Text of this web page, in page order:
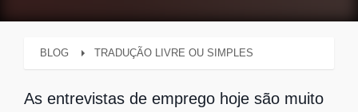
BLOG TRADUÇÃO LIVRE OU SIMPLES
As entrevistas de emprego hoje são muito